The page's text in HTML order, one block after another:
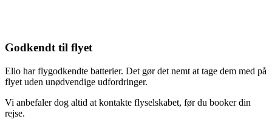
Godkendt til flyet
Elio har flygodkendte batterier. Det gør det nemt at tage dem med på
flyet uden unødvendige udfordringer.
Vi anbefaler dog altid at kontakte flyselskabet, før du booker din
rejse.